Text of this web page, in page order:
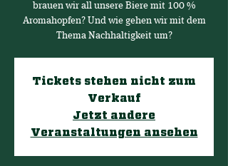
brauen wir all unsere Biere mit 100 %
Aromahopfen? Und wie gehen wir mit dem
Thema Nachhaltigkeit um?
Tickets stehen nicht zum
Verkauf
Jetzt andere
Veranstaltungen ansehen